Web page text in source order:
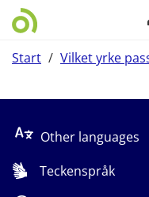
Start / Vilket yrke
Other languages
Teckenspråk